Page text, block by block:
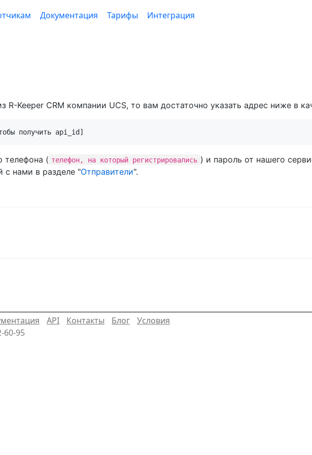
Документация Тарифы Интеграция
Keeper CRM компании UCS, то вам достаточно указать адрес ниже в
телефона ( телефон, на который регистрировались ) и пароль от нашего
с нами в разделе "Отправители".
API Контакты Блог
Условия
60-95